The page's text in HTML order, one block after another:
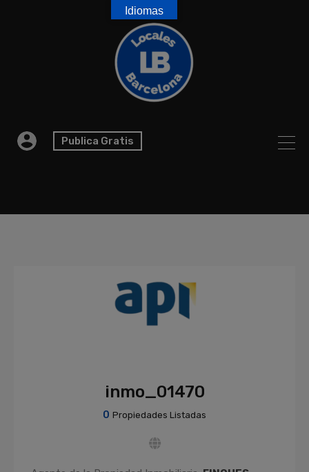
Publica Gratis
inmo_01470
0 Propiedades Listadas
Idiomas